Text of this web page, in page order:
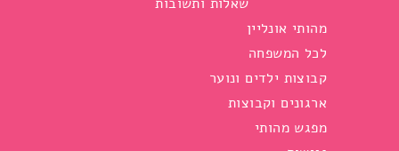
מהותי אונליין
לכל המשפחה
קבוצות ילדים ונוער
ארגונים וקבוצות
מפגש מהותי